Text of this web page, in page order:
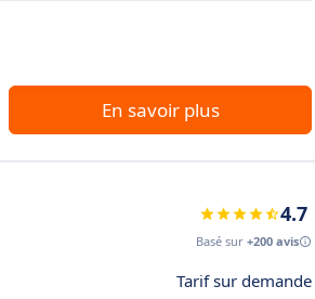
En savoir plus
4.7
Basé sur +200 avis
Tarif sur demande